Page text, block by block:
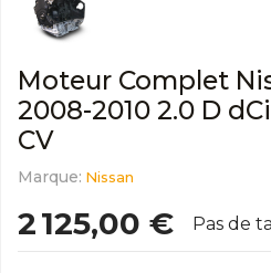
Moteur Complet
2008-2010 2.0 D
CV
Marque: Nissan
2 125,00 € Pas de